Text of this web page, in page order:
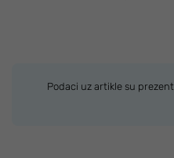
Podaci uz artikle su